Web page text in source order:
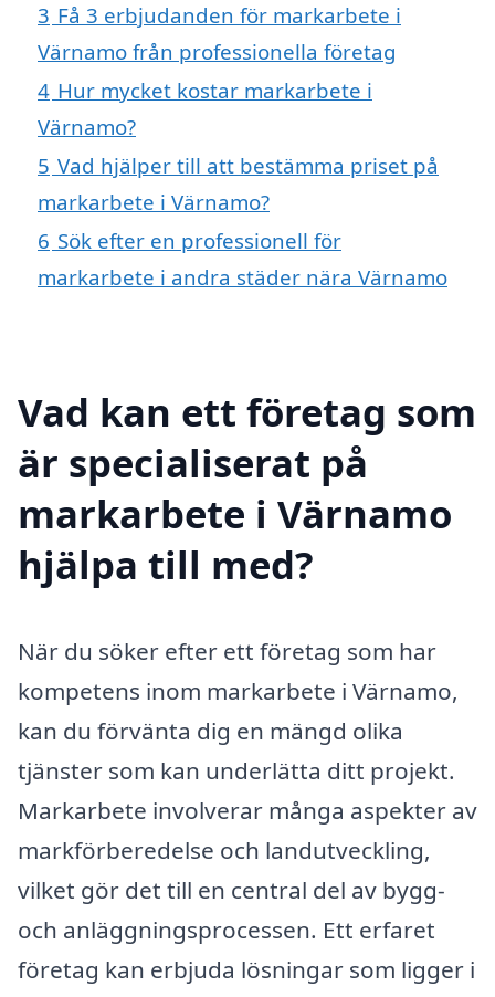
3 Få 3 erbjudanden för markarbete i
Värnamo från professionella företag
4 Hur mycket kostar markarbete i
Värnamo?
5 Vad hjälper till att bestämma priset på
markarbete i Värnamo?
6 Sök efter en professionell för
markarbete i andra städer nära Värnamo
Vad kan ett företag som
är specialiserat på
markarbete i Värnamo
hjälpa till med?
När du söker efter ett företag som har
kompetens inom markarbete i Värnamo,
kan du förvänta dig en mängd olika
tjänster som kan underlätta ditt projekt.
Markarbete involverar många aspekter av
markförberedelse och landutveckling,
vilket gör det till en central del av bygg-
och anläggningsprocessen. Ett erfaret
företag kan erbjuda lösningar som ligger i